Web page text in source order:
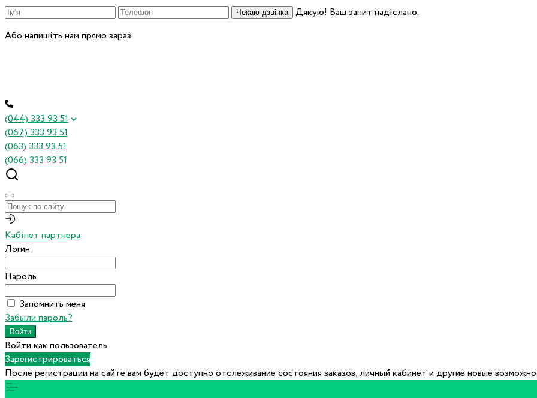
Чекаю дзвінка
Дякую! Ваш запит надіслано.
Або напишіть нам прямо зараз
(044) 333 93 51
(067) 333 93 51
(063) 333 93 51
(066) 333 93 51
Кабінет партнера
Логин
Пароль
Запомнить меня
Забыли пароль?
Войти как пользователь
Зарегистрироваться
После регистрации на сайте вам будет доступно отслеживание состояния заказов, личный кабинет и другие новые